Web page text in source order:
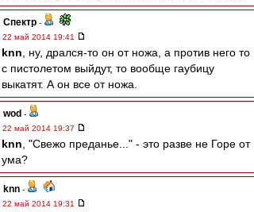
Спектр -
22 май 2014 19:41
knn , ну, дрался-то он от ножа, а против него то
с пистолетом выйдут, то вообще гаубицу
выкатят. А он все от ножа.
wod -
22 май 2014 19:37
knn , "Свежо преданье..." - это разве не Горе от
ума?
knn -
22 май 2014 19:31